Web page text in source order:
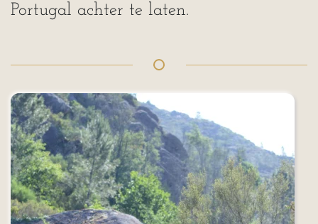
Portugal achter te laten.